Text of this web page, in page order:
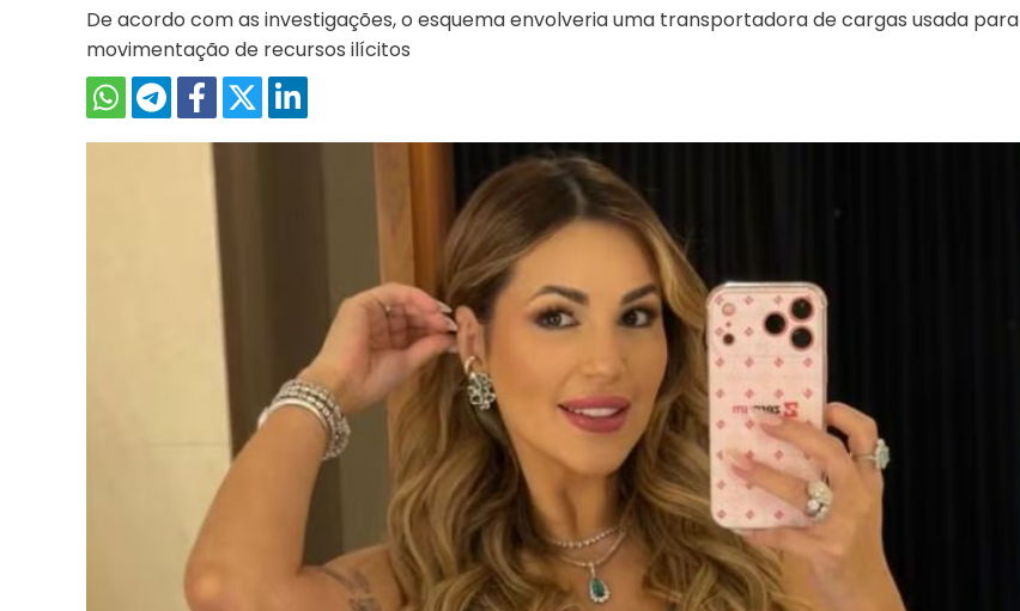
De acordo com as investigações, o esquema envolveria uma transportadora de cargas usada para
movimentação de recursos ilícitos